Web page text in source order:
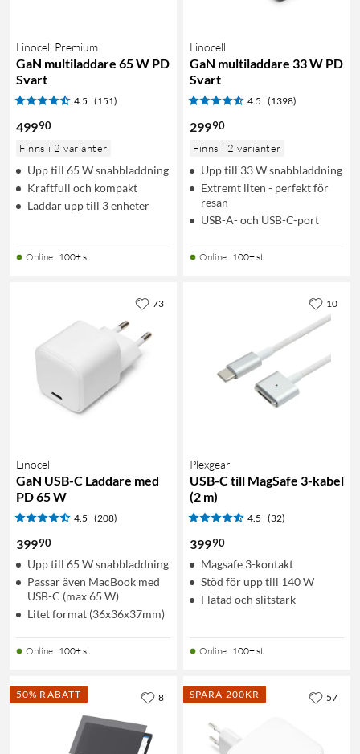
Linocell Premium
GaN multiladdare 65 W PD
Svart
4.5 (151)
49990
Finns i 2 varianter
Upp till 65 W snabbladdning
Kraftfull och kompakt
Laddar upp till 3 enheter
Online: 100+ st
Linocell
GaN multiladdare 33 W PD
Svart
4.5 (1398)
29990
Finns i 2 varianter
Upp till 33 W snabbladdning
Extremt liten - perfekt för
resan
USB-A- och USB-C-port
Online: 100+ st
Linocell
GaN USB-C Laddare med
PD 65 W
4.5 (208)
39990
Upp till 65 W snabbladdning
Passar även MacBook med
USB-C (max 65 W)
Litet format (36x36x37mm)
Online: 100+ st
73
Plexgear
USB-C till MagSafe 3-kabel
(2 m)
4.5 (32)
39990
Magsafe 3-kontakt
Stöd för upp till 140 W
Flätad och slitstark
Online: 100+ st
10
50% RABATT 8 SPARA 200KR 57